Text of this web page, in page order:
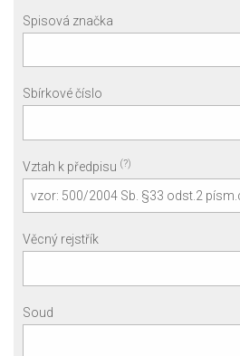
Spisová značka
Sbírkové číslo
Vztah k předpisu (?)
Věcný rejstřík
Soud